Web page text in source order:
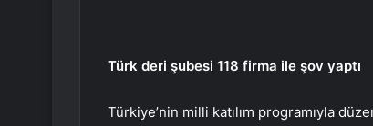
Türk deri şubesi 118 firma ile şov yaptı
Türkiye’nin milli katılım programıyla